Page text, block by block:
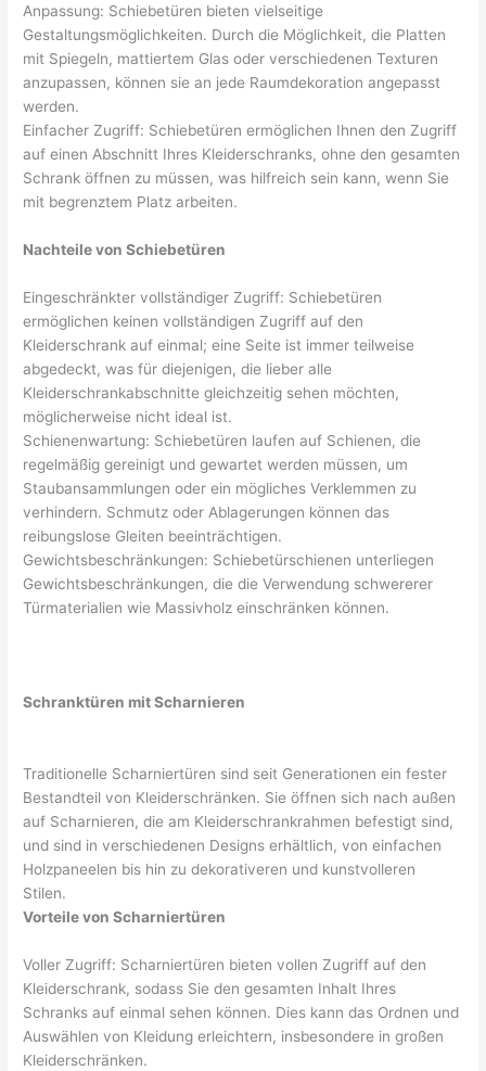
Anpassung: Schiebetüren bieten vielseitige
Gestaltungsmöglichkeiten. Durch die Möglichkeit, die Platten
mit Spiegeln, mattiertem Glas oder verschiedenen Texturen
anzupassen, können sie an jede Raumdekoration angepasst
werden.
Einfacher Zugriff: Schiebetüren ermöglichen Ihnen den Zugriff
auf einen Abschnitt Ihres Kleiderschranks, ohne den gesamten
Schrank öffnen zu müssen, was hilfreich sein kann, wenn Sie
mit begrenztem Platz arbeiten.
Nachteile von Schiebetüren
Eingeschränkter vollständiger Zugriff: Schiebetüren
ermöglichen keinen vollständigen Zugriff auf den
Kleiderschrank auf einmal; eine Seite ist immer teilweise
abgedeckt, was für diejenigen, die lieber alle
Kleiderschrankabschnitte gleichzeitig sehen möchten,
möglicherweise nicht ideal ist.
Schienenwartung: Schiebetüren laufen auf Schienen, die
regelmäßig gereinigt und gewartet werden müssen, um
Staubansammlungen oder ein mögliches Verklemmen zu
verhindern. Schmutz oder Ablagerungen können das
reibungslose Gleiten beeinträchtigen.
Gewichtsbeschränkungen: Schiebetürschienen unterliegen
Gewichtsbeschränkungen, die die Verwendung schwererer
Türmaterialien wie Massivholz einschränken können.
Schranktüren mit Scharnieren
Traditionelle Scharniertüren sind seit Generationen ein fester
Bestandteil von Kleiderschränken. Sie öffnen sich nach außen
auf Scharnieren, die am Kleiderschrankrahmen befestigt sind,
und sind in verschiedenen Designs erhältlich, von einfachen
Holzpaneelen bis hin zu dekorativeren und kunstvolleren
Stilen.
Vorteile von Scharniertüren
Voller Zugriff: Scharniertüren bieten vollen Zugriff auf den
Kleiderschrank, sodass Sie den gesamten Inhalt Ihres
Schranks auf einmal sehen können. Dies kann das Ordnen und
Auswählen von Kleidung erleichtern, insbesondere in großen
Kleiderschränken.